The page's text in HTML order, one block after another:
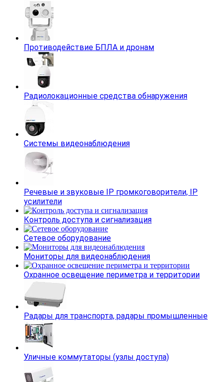
Противодействие БПЛА и дронам
Радиолокационные средства обнаружения
Системы видеонаблюдения
Речевые и звуковые IP громкоговорители, IP
усилители
Контроль доступа и сигнализация
Сетевое оборудование
Мониторы для видеонаблюдения
Охранное освещение периметра и территории
Радары для транспорта, радары промышленные
Уличные коммутаторы (узлы доступа)